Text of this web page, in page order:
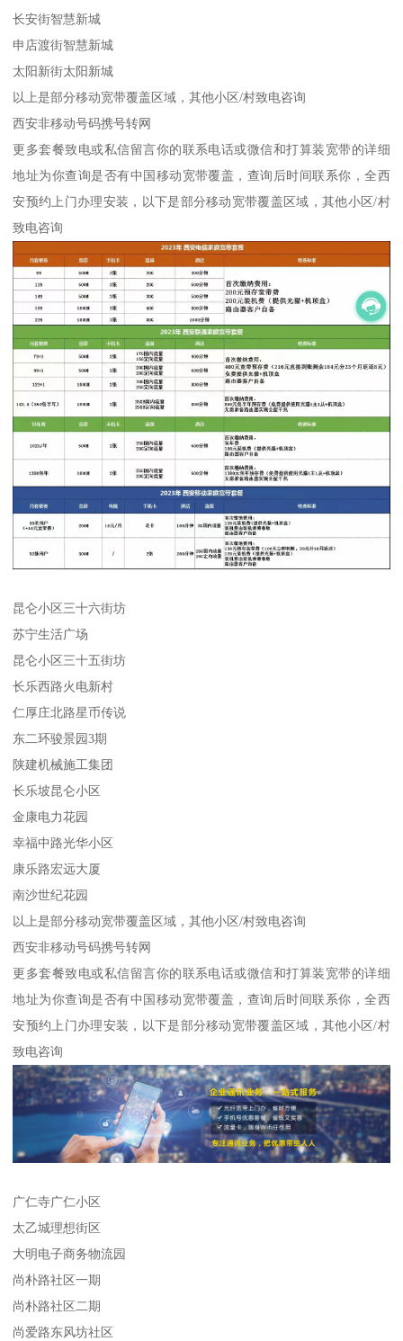
长安街智慧新城
申店渡街智慧新城
太阳新街太阳新城
以上是部分移动宽带覆盖区域，其他小区/村致电咨询
西安非移动号码携号转网
更多套餐致电或私信留言你的联系电话或微信和打算装宽带的详细
地址为你查询是否有中国移动宽带覆盖，查询后时间联系你，全西
安预约上门办理安装，以下是部分移动宽带覆盖区域，其他小区/村
致电咨询
昆仑小区三十六街坊
苏宁生活广场
昆仑小区三十五街坊
长乐西路火电新村
仁厚庄北路星币传说
东二环骏景园3期
陕建机械施工集团
长乐坡昆仑小区
金康电力花园
幸福中路光华小区
康乐路宏远大厦
南沙世纪花园
以上是部分移动宽带覆盖区域，其他小区/村致电咨询
西安非移动号码携号转网
更多套餐致电或私信留言你的联系电话或微信和打算装宽带的详细
地址为你查询是否有中国移动宽带覆盖，查询后时间联系你，全西
安预约上门办理安装，以下是部分移动宽带覆盖区域，其他小区/村
致电咨询
广仁寺广仁小区
太乙城理想街区
大明电子商务物流园
尚朴路社区一期
尚朴路社区二期
尚爱路东风坊社区